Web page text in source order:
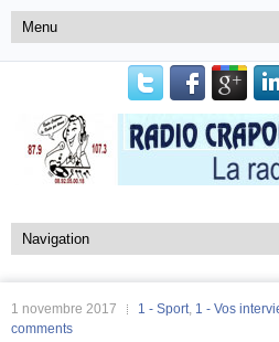
1 novembre 2017 1 - Sport, 1 - Vos
comments